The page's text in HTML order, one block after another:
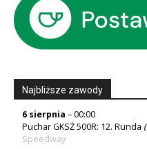
Najbliższe zawody
6 sierpnia – 00:00
Puchar GKSŻ 500R: 12. Runda (
Speedway